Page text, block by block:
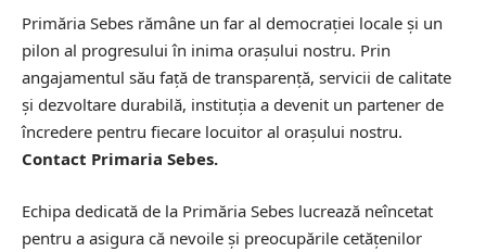
Primăria Sebes rămâne un far al democrației locale și un
pilon al progresului în inima orașului nostru. Prin
angajamentul său față de transparență, servicii de calitate
și dezvoltare durabilă, instituția a devenit un partener de
încredere pentru fiecare locuitor al orașului nostru.
Contact Primaria Sebes.
Echipa dedicată de la Primăria Sebes lucrează neîncetat
pentru a asigura că nevoile și preocupările cetățenilor